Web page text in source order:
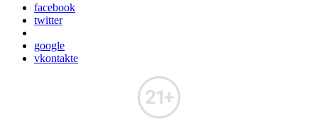
facebook
twitter
google
vkontakte